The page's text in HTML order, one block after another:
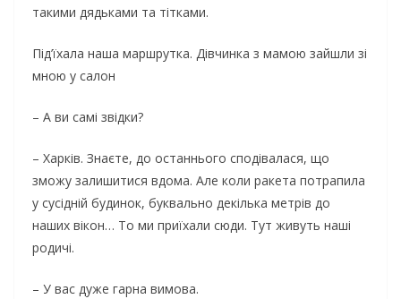
такими дядьками та тітками.
Під’їхала наша маршрутка. Дівчинка з мамою зайшли зі
мною у салон
– А ви самі звідки?
– Харків. Знаєте, до останнього сподівалася, що
зможу залишитися вдома. Але коли ракета потрапила
у сусідній будинок, буквально декілька метрів до
наших вікон… То ми приїхали сюди. Тут живуть наші
родичі.
– У вас дуже гарна вимова.